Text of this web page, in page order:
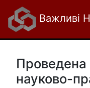
Важливі
Проведена
науково-